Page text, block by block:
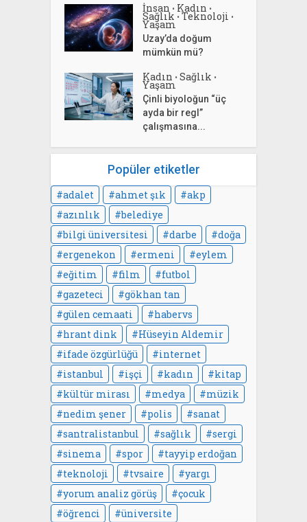
İnsan • Kadın •
Sağlık • Teknoloji •
Yaşam
Uzay’da doğum
mümkün mü?
Kadın • Sağlık •
Yaşam
Çinli biyoloğun “üç
ayda bir regl”
çalışmasına...
Popüler etiketler
adalet ahmet şık
akp
azınlık
belediye
bilgi üniversitesi
darbe
doğa
ergenekon
ermeni
eylem
eğitim
film
futbol
gazeteci
gökhan tan
gülen cemaati
habervs
hrant dink
Hüseyin Aldemir
ifade özgürlüğü
internet
istanbul
işçi kadın
kitap
kültür mirası
medya
müzik
nedim şener
polis
sanat
santralistanbul
sağlık
sergi
sinema
spor
tayyip erdoğan
teknoloji
tvsaire
yargı
yorum analiz görüş
çocuk
öğrenci
üniversite